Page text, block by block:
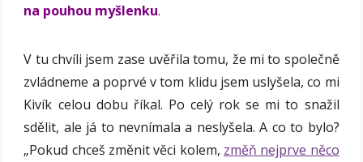
na pouhou myšlenku.
V tu chvíli jsem zase uvěřila tomu, že mi to společně
zvládneme a poprvé v tom klidu jsem uslyšela, co mi
Kivík celou dobu říkal. Po celý rok se mi to snažil
sdělit, ale já to nevnímala a neslyšela. A co to bylo?
„Pokud chceš změnit věci kolem, změň nejprve něco